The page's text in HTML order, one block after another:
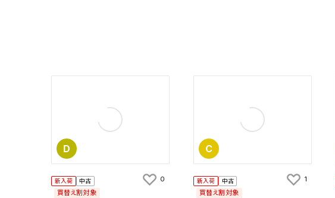
D
新入荷 中古
買替え割対象
0
C
新入荷 中古
買替え割対象
1